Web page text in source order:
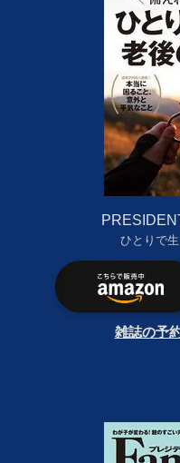
ひとりで
雑誌の予